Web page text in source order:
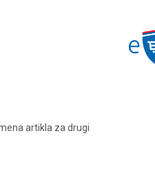
artikla za drugi